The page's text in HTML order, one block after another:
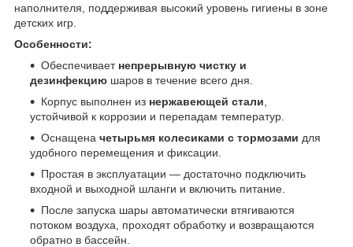
наполнителя, поддерживая высокий уровень гигиены в зоне
детских игр.
Особенности:
Обеспечивает непрерывную чистку и
дезинфекцию шаров в течение всего дня.
Корпус выполнен из нержавеющей стали
устойчивой к коррозии и перепадам температур.
Оснащена четырьмя колесиками с тормозами для
удобного перемещения и фиксации.
Простая в эксплуатации — достаточно подключить
входной и выходной шланги и включить питание.
После запуска шары автоматически втягиваются
потоком воздуха, проходят обработку и возвращаются
обратно в бассейн.